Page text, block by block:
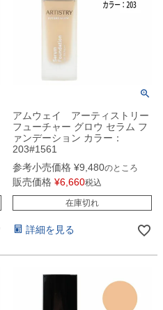
アムウェイ アーティストリー
フューチャー グロウ セラム フ
ァンデーション カラー：
203#1561
参考小売価格 ¥9,480のところ
販売価格 ¥6,660税込
在庫切れ
詳細を見る